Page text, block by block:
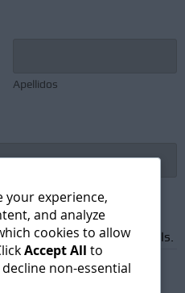
Apellidos
and promotional emails.
your experience,
and analyze
cookies to allow
Accept All to
non-essential